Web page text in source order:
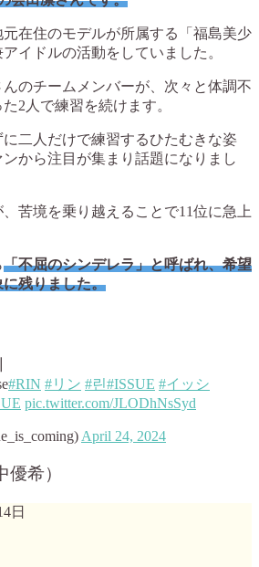
在住のモデルが所属する「福島美少
イドルの活動をしていました。
のチームメンバーが、次々と体調不
2人で練習を続けます。
二人だけで練習するひたむきな姿
から注目が集まり話題になりまし
苦境を乗り越えることで11位に急上
「不屈のシンデレラ」と呼ばれ、希望
残りました。
#RIN #リン #린 #ISSUE #イッシ
pic.twitter.com/JLODhNsSyd
April 24, 2024
希）
日